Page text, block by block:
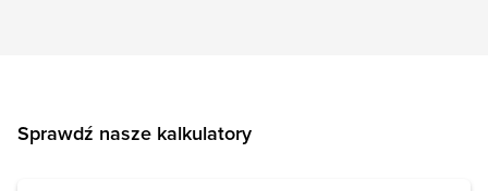
Sprawdź nasze kalkulatory